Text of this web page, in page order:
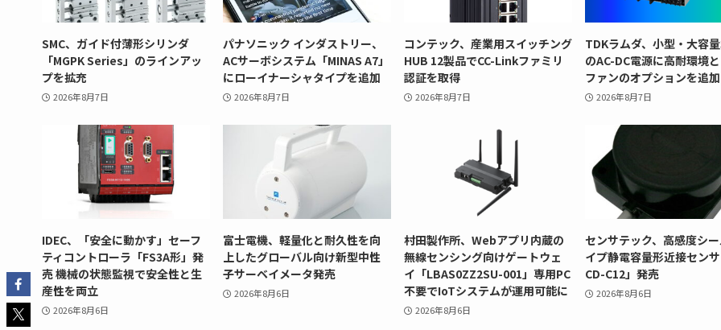
SMC、ガイド付薄形シリンダ
「MGPK Series」のラインアッ
プを拡充
2026年8月7日
パナソニック インダストリー、
ACサーボシステム「MINAS A7」
にローイナーシャタイプを追加
2026年8月7日
コンテック、産業用スイッチング
HUB 12製品でCC-Linkファミリ
認証を取得
2026年8月7日
TDKラムダ、小型・大容
のAC-DC電源に高耐環境
ファンのオプションを追加
2026年8月7日
IDEC、「安全に動かす」セーフ
ティコントローラ「FS3A形」発
売 機械の状態監視で安全性と生
産性を両立
2026年8月6日
富士電機、軽量化と耐久性を向
上したグローバル向け新型中性
子サーベイメータ発売
2026年8月6日
村田製作所、Webアプリ内蔵の
無線センシング向けゲートウェ
イ「LBAS0ZZ2SU-001」専用PC
不要でIoTシステムが運用可能に
2026年8月6日
センサテック、高感度シ
イプ静電容量形近接セン
CD-C12」発売
2026年8月6日